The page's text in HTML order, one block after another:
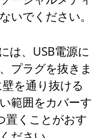
いでください。
は、USB電源に
プラグを抜きま
を通り抜ける
範囲をカバーす
置くことがおす